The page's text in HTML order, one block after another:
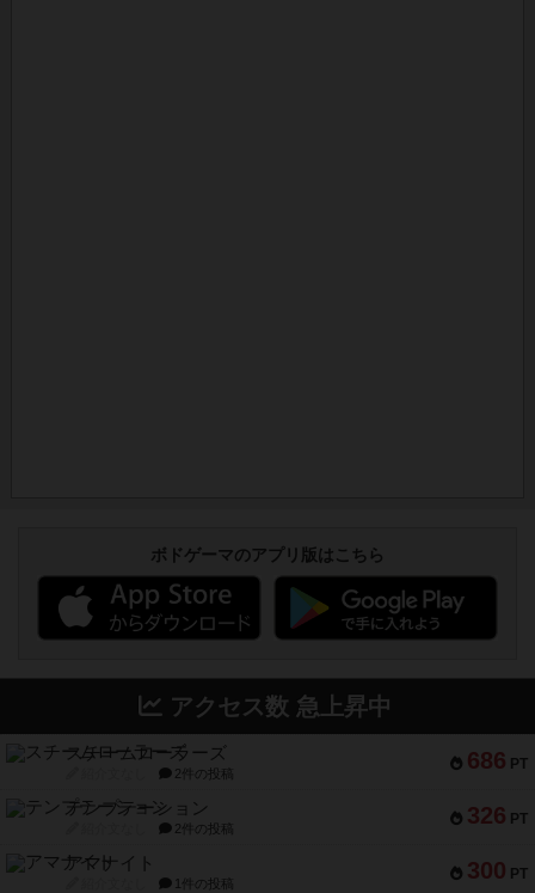
ボドゲーマのアプリ版はこちら
アクセス数 急上昇中
686 PT
スチームローラーズ
2件の投稿
326 PT
テンプテーション
2件の投稿
300 PT
アマナイト
1件の投稿